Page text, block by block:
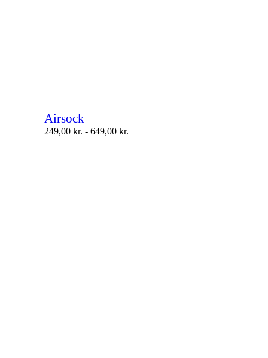
Airsock
249,00 kr. - 649,00 kr.